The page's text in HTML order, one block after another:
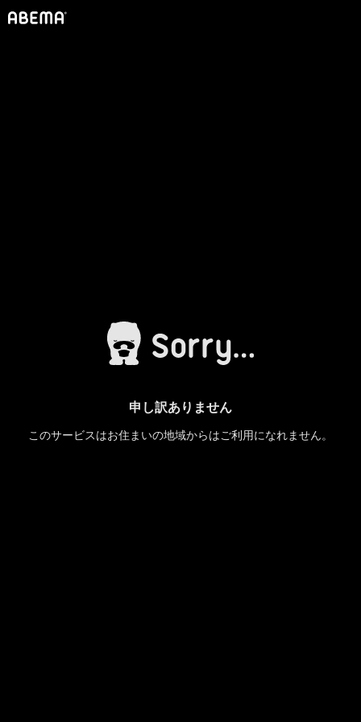
申し訳ありません
このサービスはお住まいの地域からはご利用になれません。